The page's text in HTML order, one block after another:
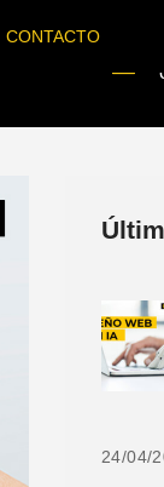
CONTACTO
24/04/